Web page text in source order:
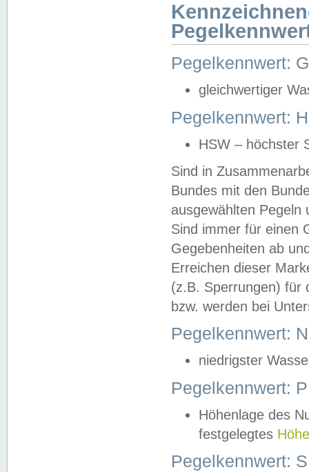
Pegelkennwert:
gleichwertiger
Pegelkennwert:
HSW – höchster
Sind in
Bundes mit den
ausgewählten
Sind immer für einen
Gegebenheiten ab
Erreichen dieser
(z.B. Sperrungen) für
bzw. werden bei
Pegelkennwert:
niedrigster
Pegelkennwert:
Höhenlage des
festgelegtes
Pegelkennwert: